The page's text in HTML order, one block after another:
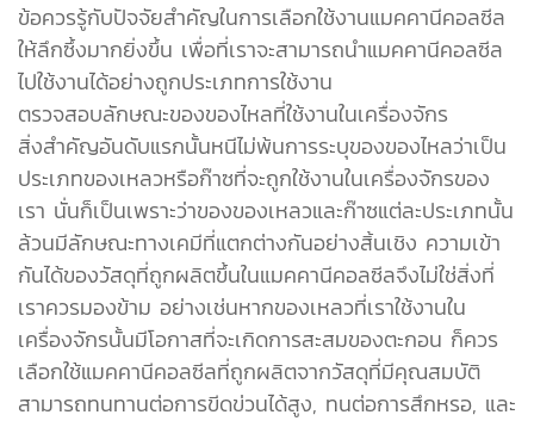
ข้อควรรู้กับปัจจัยสำคัญในการเลือกใช้งานแมคคานีคอลซีล
ให้ลึกซึ้งมากยิ่งขึ้น เพื่อที่เราจะสามารถนำแมคคานีคอลซีล
ไปใช้งานได้อย่างถูกประเภทการใช้งาน
ตรวจสอบลักษณะของของไหลที่ใช้งานในเครื่องจักร
สิ่งสำคัญอันดับแรกนั้นหนีไม่พ้นการระบุของของไหลว่าเป็น
ประเภทของเหลวหรือก๊าซที่จะถูกใช้งานในเครื่องจักรของ
เรา นั่นก็เป็นเพราะว่าของของเหลวและก๊าซแต่ละประเภทนั้น
ล้วนมีลักษณะทางเคมีที่แตกต่างกันอย่างสิ้นเชิง ความเข้า
กันได้ของวัสดุที่ถูกผลิตขึ้นในแมคคานีคอลซีลจึงไม่ใช่สิ่งที่
เราควรมองข้าม อย่างเช่นหากของเหลวที่เราใช้งานใน
เครื่องจักรนั้นมีโอกาสที่จะเกิดการสะสมของตะกอน ก็ควร
เลือกใช้แมคคานีคอลซีลที่ถูกผลิตจากวัสดุที่มีคุณสมบัติ
สามารถทนทานต่อการขีดข่วนได้สูง, ทนต่อการสึกหรอ, และ